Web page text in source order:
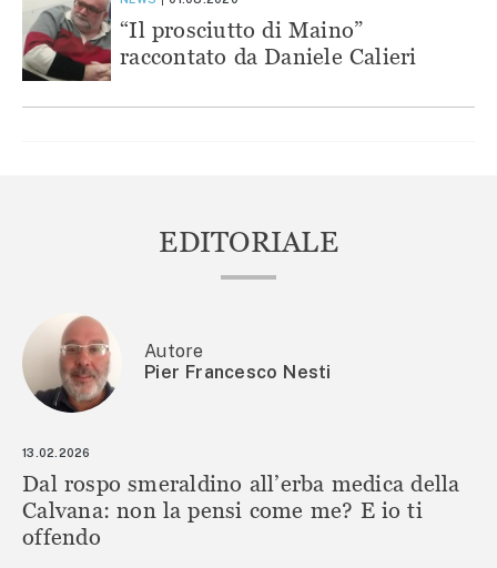
“Il prosciutto di Maino”
raccontato da Daniele Calieri
EDITORIALE
Autore
Pier Francesco Nesti
13.02.2026
Dal rospo smeraldino all’erba medica della
Calvana: non la pensi come me? E io ti
offendo